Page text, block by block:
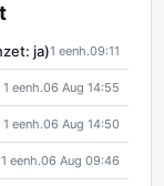
ja)1 eenh.09:11
1 eenh.06 Aug 14:55
1 eenh.06 Aug 14:50
1 eenh.06 Aug 09:46